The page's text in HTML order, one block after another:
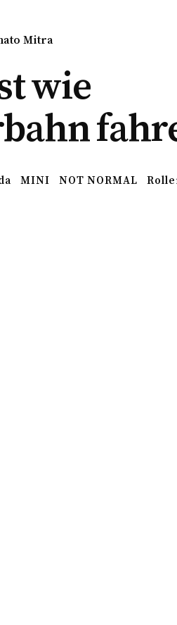
Mitra
wie
MINI NOT NORMAL